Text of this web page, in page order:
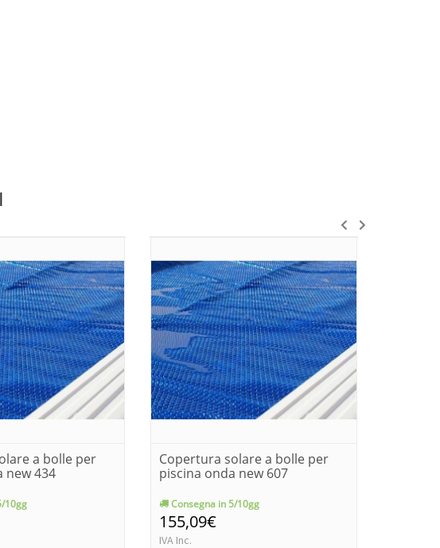
a bolle per
new 434
10gg
Copertura solare a bolle per
piscina onda new 607
Consegna in 5/10gg
155,09€
IVA Inc.